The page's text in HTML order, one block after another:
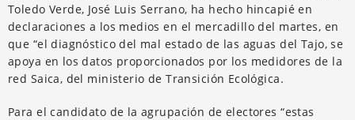
Toledo Verde, José Luis Serrano, ha hecho hincapié en
declaraciones a los medios en el mercadillo del martes, en
que “el diagnóstico del mal estado de las aguas del Tajo, se
apoya en los datos proporcionados por los medidores de la
red Saica, del ministerio de Transición Ecológica.
Para el candidato de la agrupación de electores “estas